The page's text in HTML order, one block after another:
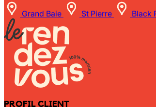
Grand Baie St Pierre Black
PROFIL CLIENT